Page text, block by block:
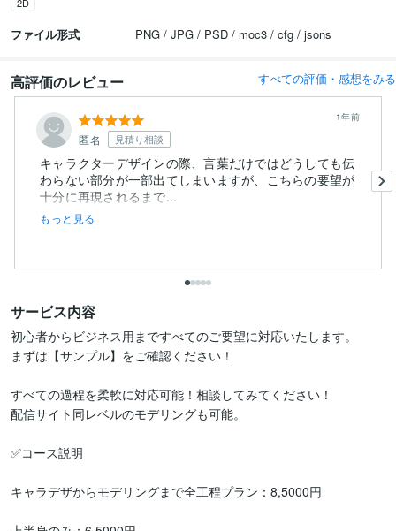
ファイル形式 PNG / JPG / PSD / moc3 / cfg / jsons
高評価のレビュー すべての評価・感想をみる
匿名 見積り相談
1年前
キャラクターデザインの際、言葉だけではどうしても伝
わらない部分が一部出てしまいますが、こちらの要望が
十分に再現されるまで...
もっと見る
サービス内容
初心者からビジネス用まですべてのご要望に対応いたします。
まずは【サンプル】をご確認ください！
すべての過程を柔軟に対応可能！相談してみてください！
配信サイト同レベルのモデリングも可能。
✅コース説明
キャラデザからモデリングまで全工程プラン：8,5000円